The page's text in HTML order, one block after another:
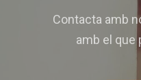
Contacta amb
amb el que